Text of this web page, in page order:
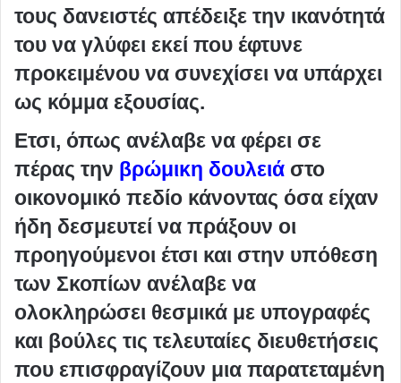
τους δανειστές απέδειξε την ικανότητά
του να γλύφει εκεί που έφτυνε
προκειμένου να συνεχίσει να υπάρχει
ως κόμμα εξουσίας.
Ετσι, όπως ανέλαβε να φέρει σε
πέρας την βρώμικη δουλειά στο
οικονομικό πεδίο κάνοντας όσα είχαν
ήδη δεσμευτεί να πράξουν οι
προηγούμενοι έτσι και στην υπόθεση
των Σκοπίων ανέλαβε να
ολοκληρώσει θεσμικά με υπογραφές
και βούλες τις τελευταίες διευθετήσεις
που επισφραγίζουν μια παρατεταμένη